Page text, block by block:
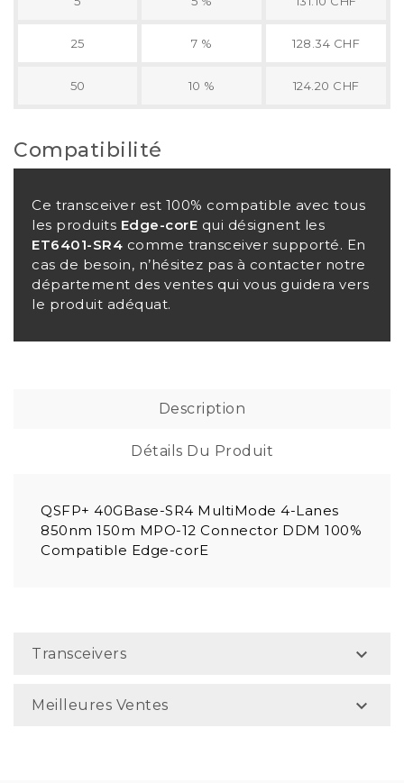
25 7 % 128.34 CHF
50 10 % 124.20 CHF
Compatibilité
Ce transceiver est 100% compatible avec tous
les produits Edge-corE qui désignent les
ET6401-SR4 comme transceiver supporté. En
cas de besoin, n’hésitez pas à contacter notre
département des ventes qui vous guidera vers
le produit adéquat.
Description
Détails Du Produit
QSFP+ 40GBase-SR4 MultiMode 4-Lanes
850nm 150m MPO-12 Connector DDM 100%
Compatible Edge-corE
Transceivers 
Meilleures Ventes 